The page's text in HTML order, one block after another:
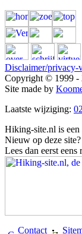
Disclaimer/privacy-
Copyright © 1999 -
Site made by
Laatste wijziging:
Hiking-site.nl is een
Nieuw op deze site?
Lees dan eerst eens
Contact